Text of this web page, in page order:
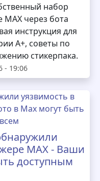
набор
MAX через бота
инструкция для
А+, советы по
стикерпака.
- 19:06
MAX - Ваши
доступным